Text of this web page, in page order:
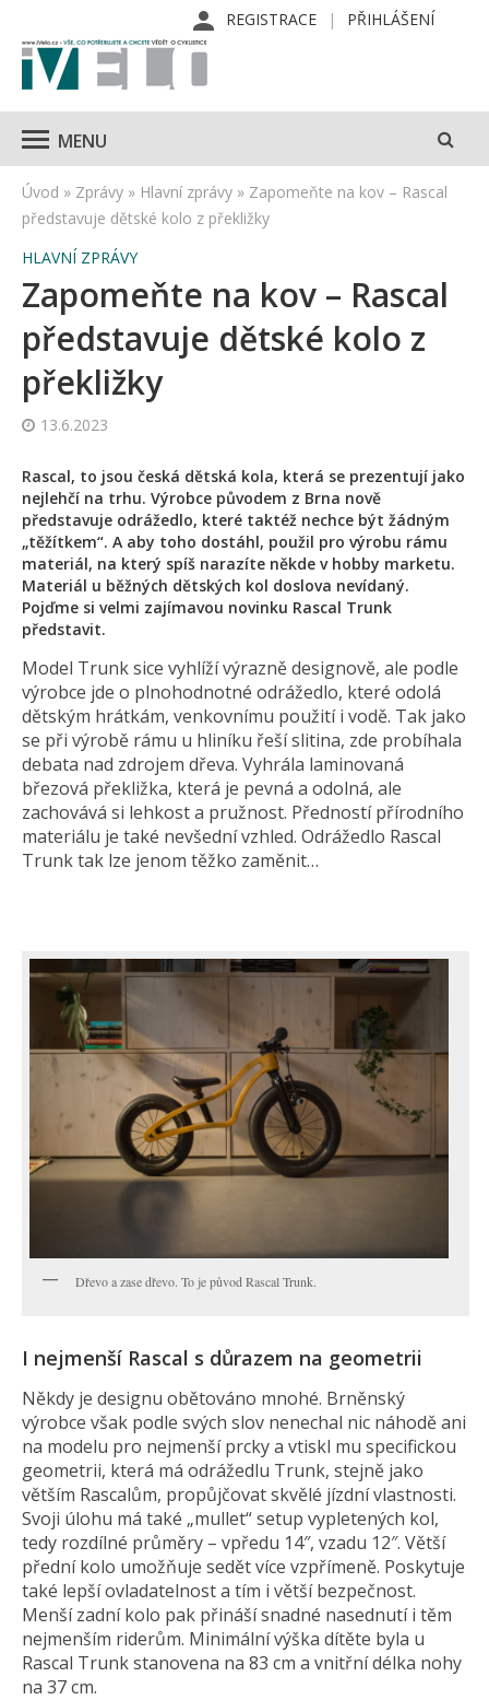
REGISTRACE PŘIHLÁŠENÍ
MENU
Úvod » Zprávy » Hlavní zprávy » Zapomeňte na kov – Rascal
představuje dětské kolo z překližky
HLAVNÍ ZPRÁVY
Zapomeňte na kov – Rascal
představuje dětské kolo z
překližky
13.6.2023
Rascal, to jsou česká dětská kola, která se prezentují jako
nejlehčí na trhu. Výrobce původem z Brna nově
představuje odrážedlo, které taktéž nechce být žádným
„těžítkem“. A aby toho dostáhl, použil pro výrobu rámu
materiál, na který spíš narazíte někde v hobby marketu.
Materiál u běžných dětských kol doslova nevídaný.
Pojďme si velmi zajímavou novinku Rascal Trunk
představit.
Model Trunk sice vyhlíží výrazně designově, ale podle
výrobce jde o plnohodnotné odrážedlo, které odolá
dětským hrátkám, venkovnímu použití i vodě. Tak jako
se při výrobě rámu u hliníku řeší slitina, zde probíhala
debata nad zdrojem dřeva. Vyhrála laminovaná
březová překližka, která je pevná a odolná, ale
zachovává si lehkost a pružnost. Předností přírodního
materiálu je také nevšední vzhled. Odrážedlo Rascal
Trunk tak lze jenom těžko zaměnit…
Dřevo a zase dřevo. To je původ Rascal Trunk.
I nejmenší Rascal s důrazem na geometrii
Někdy je designu obětováno mnohé. Brněnský
výrobce však podle svých slov nenechal nic náhodě ani
na modelu pro nejmenší prcky a vtiskl mu specifickou
geometrii, která má odrážedlu Trunk, stejně jako
větším Rascalům, propůjčovat skvělé jízdní vlastnosti.
Svoji úlohu má také „mullet“ setup vypletených kol,
tedy rozdílné průměry – vpředu 14″, vzadu 12″. Větší
přední kolo umožňuje sedět více vzpřímeně. Poskytuje
také lepší ovladatelnost a tím i větší bezpečnost.
Menší zadní kolo pak přináší snadné nasednutí i těm
nejmenším riderům. Minimální výška dítěte byla u
Rascal Trunk stanovena na 83 cm a vnitřní délka nohy
na 37 cm.